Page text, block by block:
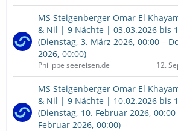
MS Steigenberger Omar El
& Nil | 9 Nächte | 03.03.2026 bis
(Dienstag, 3. März 2026, 00:00 –
2026, 00:00)
Philippe seereisen.de 12.
MS Steigenberger Omar El
& Nil | 9 Nächte | 10.02.2026 bis
(Dienstag, 10. Februar 2026,
Februar 2026, 00:00)